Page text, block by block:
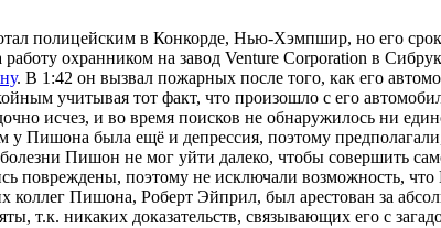
полицейским в Конкорде, Нью-Хэмпшир, но его
охранником на завод Venture Corporation в
. В 1:42 он вызвал пожарных после того, как его
учитывая тот факт, что произошло с его
исчез, и во время поисков не обнаружилось ни
у Пишона была ещё и депрессия, поэтому
Пишон не мог уйти далеко, чтобы совершить
повреждены, поэтому не исключали возможность,
коллег Пишона, Роберт Эйприл, был арестован за
т.к. никаких доказательств, связывающих его с